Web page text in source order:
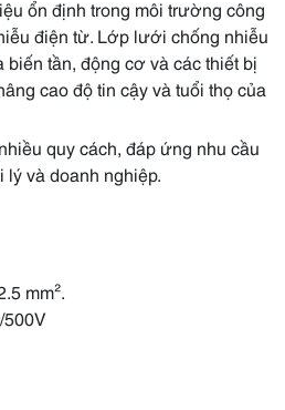
ổn định trong môi trường công
điện từ. Lớp lưới chống nhiễu
tần, động cơ và các thiết bị
cao độ tin cậy và tuổi thọ của
quy cách, đáp ứng nhu cầu
lý và doanh nghiệp.
mm².